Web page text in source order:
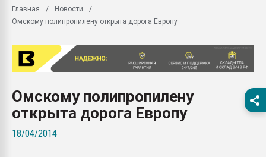
Подмосковье, Москва
28.07.2026
пластмасс
28.07.2026
ситуацией на
Главная
Новости
Омскому полипропилену открыта дорога Европу
Омскому полипропилену
открыта дорога Европу
18/04/2014